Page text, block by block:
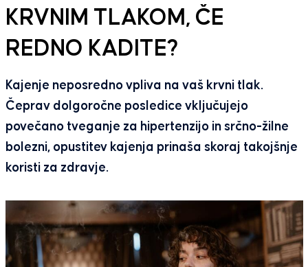
KRVNIM TLAKOM, ČE
REDNO KADITE?
Kajenje neposredno vpliva na vaš krvni tlak.
Čeprav dolgoročne posledice vključujejo
povečano tveganje za hipertenzijo in srčno-žilne
bolezni, opustitev kajenja prinaša skoraj takojšnje
koristi za zdravje.